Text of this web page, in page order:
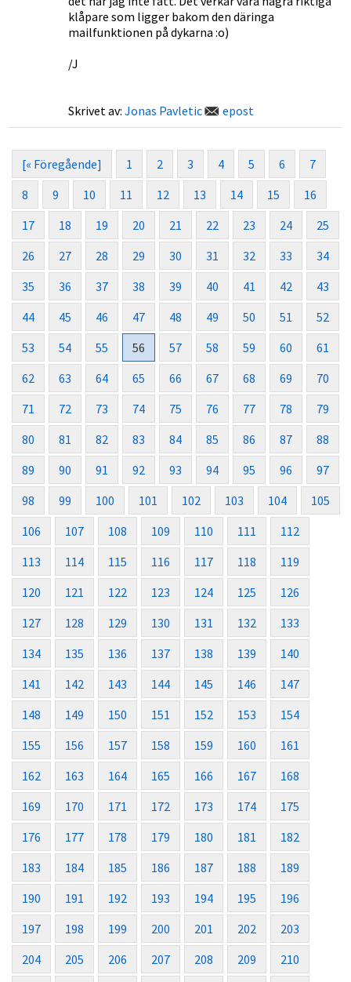
klåpare som ligger bakom den däringa
mailfunktionen på dykarna :o)
/J
Skrivet av: Jonas Pavletic epost
[« Föregående] 1 2 3 4 5 6
7
8
9 10 11 12 13 14 15
16
17
18 19 20 21 22 23 24
25
26
27 28 29 30 31 32 33
34
35
36 37 38 39 40 41 42
43
44
45 46 47 48 49 50 51
52
53
54 55 56 57 58 59 60
61
62
63 64 65 66 67 68 69
70
71
72 73 74 75 76 77 78
79
80
81 82 83 84 85 86 87
88
89
90 91 92 93 94 95 96
97
98
99 100 101 102 103 104
105
106
107 108 109 110 111
112
113
114 115 116 117 118
119
120
121 122 123 124 125
126
127
128 129 130 131 132
133
134
135 136 137 138 139
140
141
142 143 144 145 146
147
148
149 150 151 152 153
154
155
156 157 158 159 160
161
162
163 164 165 166 167
168
169
170 171 172 173 174
175
176
177 178 179 180 181
182
183
184 185 186 187 188
189
190
191 192 193 194 195
196
197
198 199 200 201 202
203
204
205 206 207 208 209 210